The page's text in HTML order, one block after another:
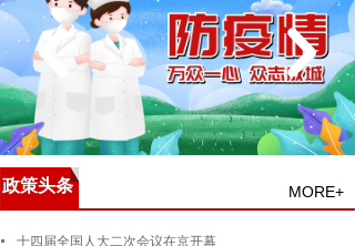
政策头条 MORE+
十四届全国人大二次会议在京开幕